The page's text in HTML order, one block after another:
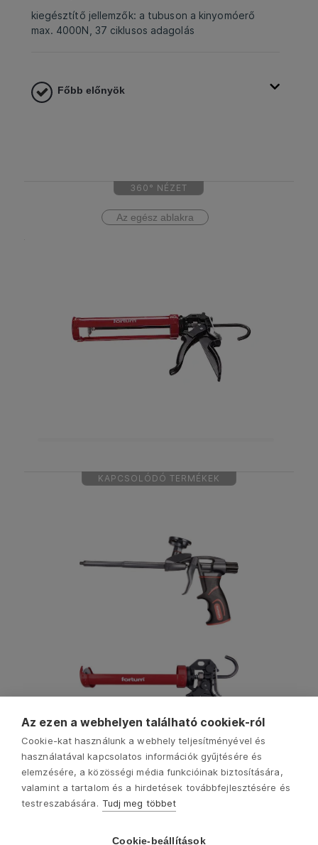
kiegésztítő jellemzők: a tubuson a kinyomóerő
max. 4000N, 37 ciklusos adagolás
Főbb előnyök
360° NÉZET
Az egész ablakra
KAPCSOLÓDÓ TERMÉKEK
Az ezen a webhelyen található cookiek-ról
Cookie-kat használunk a webhely teljesítményével és
használatával kapcsolatos információk gyűjtésére és
elemzésére, a közösségi média funkcióinak biztosítására,
valamint a tartalom és a hirdetések továbbfejlesztésére és
testreszabására. Tudj meg többet
Cookie-beállítások